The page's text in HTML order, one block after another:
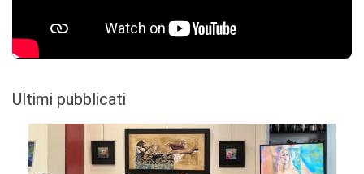
Ultimi pubblicati